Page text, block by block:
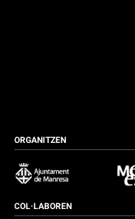
ORGANITZEN
COL·LABOREN